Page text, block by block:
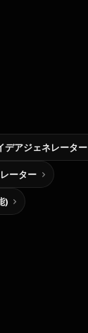
デアジェネレーター
ーター
)